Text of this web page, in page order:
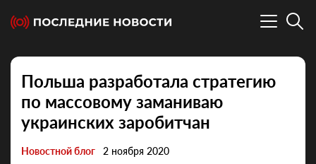
Польша разработала стратегию
по массовому заманиваю
украинских заробитчан
Новостной блог 2 ноября 2020